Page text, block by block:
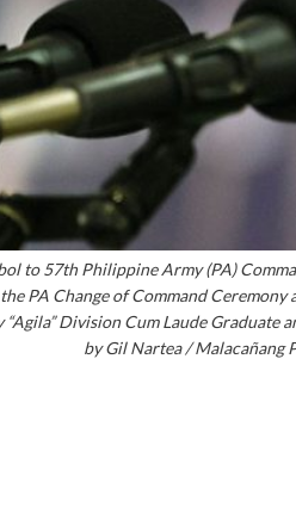
to 57th Philippine Army (PA)
PA Change of Command
Division Cum Laude
by Gil Nartea / Malacañang